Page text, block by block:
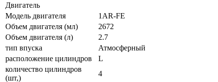
Двигатель
Модель двигателя
1AR-FE
Объем двигателя (мл)
2672
Объем двигателя (л)
2.7
тип впуска
Атмосферный
расположение цилиндров
L
количество цилиндров
(шт,)
4